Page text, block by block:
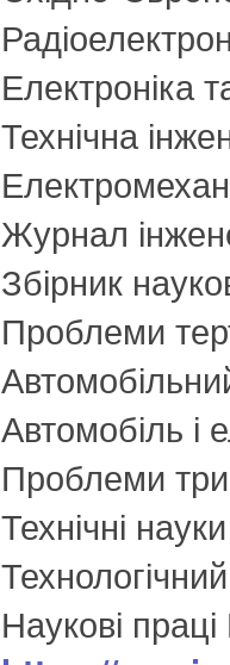
Електроніка
Технічна
Журнал
Збірник
Проблеми
Автомобіль і
Проблеми
Технічні
Наукові